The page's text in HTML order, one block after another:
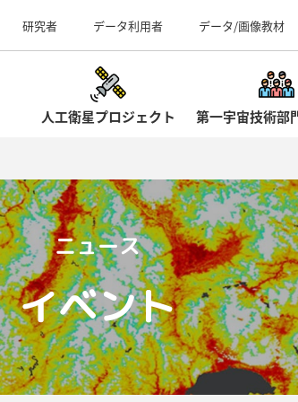
研究者 データ利用者 データ/画像教材
人工衛星プロジェクト 第一宇宙技術部
ニュース
イベント